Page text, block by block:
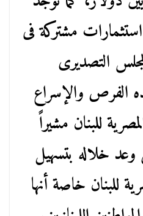
مشتركة فى
التصديرى
الفرص والإسراع
للبنان مشيراً
وعد خلاله بتسهيل
للبنان خاصة أنها